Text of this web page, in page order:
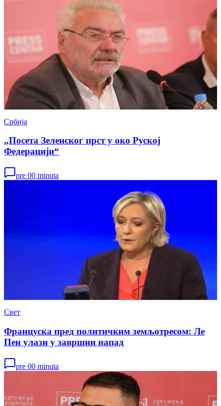
Србија
„Посета Зеленског прст у око Руској
Федерацији“
pre 00 minuta
Свет
Француска пред политичким земљотресом: Ле
Пен улази у завршни напад
pre 00 minuta